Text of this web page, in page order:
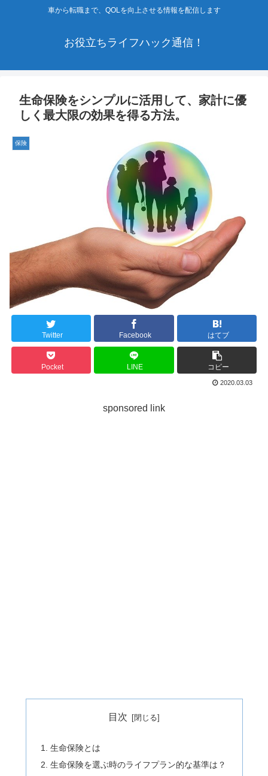
車から転職まで、QOLを向上させる情報を配信します
お役立ちライフハック通信！
生命保険をシンプルに活用して、家計に優
しく最大限の効果を得る方法。
保険
Twitter Facebook はてブ
Pocket LINE コピー
2020.03.03
sponsored link
目次
生命保険とは
生命保険を選ぶ時のライフプラン的な基準は？